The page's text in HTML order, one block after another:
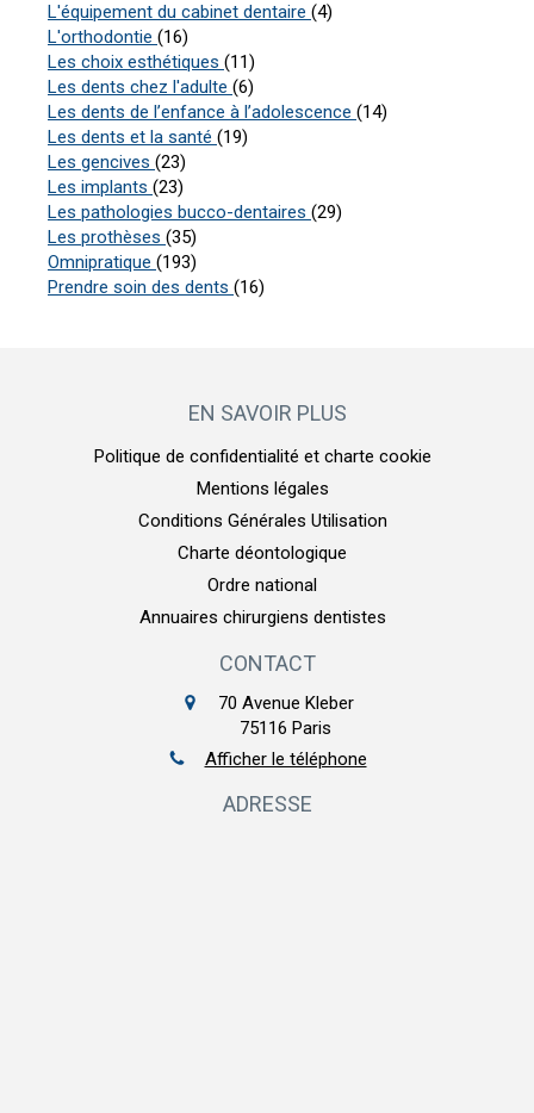
L'équipement du cabinet dentaire (4)
L'orthodontie (16)
Les choix esthétiques (11)
Les dents chez l'adulte (6)
Les dents de l’enfance à l’adolescence (14)
Les dents et la santé (19)
Les gencives (23)
Les implants (23)
Les pathologies bucco-dentaires (29)
Les prothèses (35)
Omnipratique (193)
Prendre soin des dents (16)
EN SAVOIR PLUS
Politique de confidentialité et charte cookie
Mentions légales
Conditions Générales Utilisation
Charte déontologique
Ordre national
Annuaires chirurgiens dentistes
CONTACT
70 Avenue Kleber
75116 Paris
Afficher le téléphone
ADRESSE